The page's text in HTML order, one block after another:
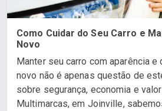
Como Cuidar do Seu Carro e
Novo
Manter seu carro com aparência e
novo não é apenas questão de
sobre segurança, economia e
Multimarcas, em Joinville,